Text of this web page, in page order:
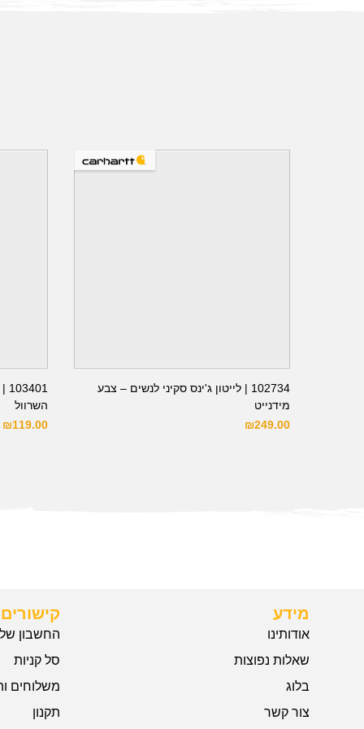
102734 | לייטון ג'ינס סקיני לנשים – צבע
מידנייט
₪249.00
השרוול
₪119.00
מידע
אודותינו
שאלות נפוצות
בלוג
צור קשר
החשבון
סל קניות
משלוחים
תקנון